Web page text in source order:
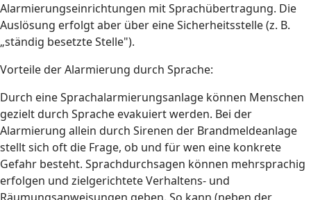
Alarmierungseinrichtungen mit Sprachübertragung. Die
Auslösung erfolgt aber über eine Sicherheitsstelle (z. B.
„ständig besetzte Stelle").
Vorteile der Alarmierung durch Sprache:
Durch eine Sprachalarmierungsanlage können Menschen
gezielt durch Sprache evakuiert werden. Bei der
Alarmierung allein durch Sirenen der Brandmeldeanlage
stellt sich oft die Frage, ob und für wen eine konkrete
Gefahr besteht. Sprachdurchsagen können mehrsprachig
erfolgen und zielgerichtete Verhaltens- und